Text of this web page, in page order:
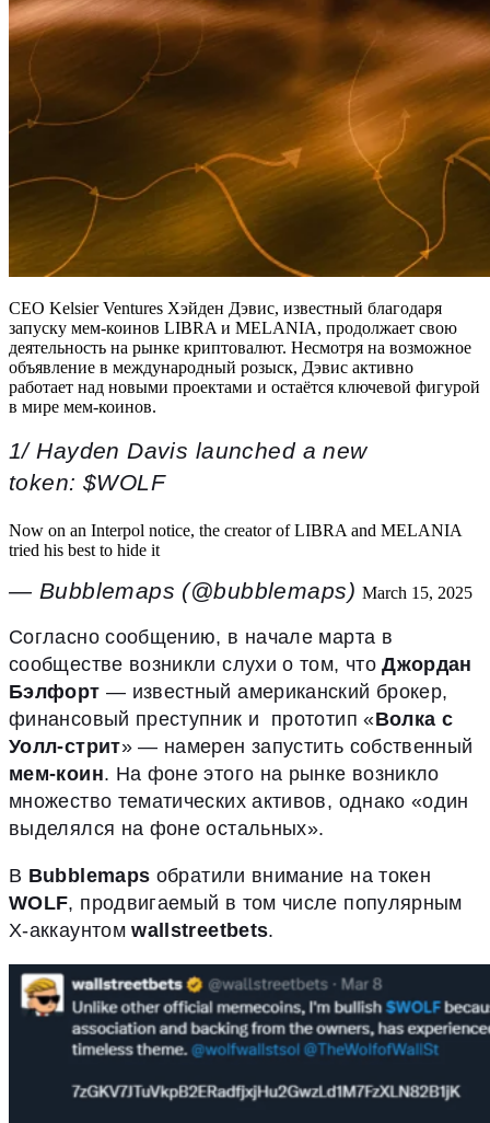
CEO Kelsier Ventures Хэйден Дэвис, известный благодаря
запуску мем-коинов LIBRA и MELANIA, продолжает свою
деятельность на рынке криптовалют. Несмотря на возможное
объявление в международный розыск, Дэвис активно
работает над новыми проектами и остаётся ключевой фигурой
в мире мем-коинов.
1/ Hayden Davis launched a new
token: $WOLF
Now on an Interpol notice, the creator of LIBRA and MELANIA
tried his best to hide it
— Bubblemaps (@bubblemaps)March 15, 2025
Согласно сообщению, в начале марта в
сообществе возникли слухи о том, чтоДжордан
Бэлфорт — известный американский брокер,
финансовый преступник и прототип «Волка с
Уолл-стрит» — намерен запустить собственный
мем-коин. На фоне этого на рынке возникло
множество тематических активов, однако «один
выделялся на фоне остальных».
В Bubblemaps обратили внимание на токен
WOLF, продвигаемый в том числе популярным
X-аккаунтомwallstreetbets.